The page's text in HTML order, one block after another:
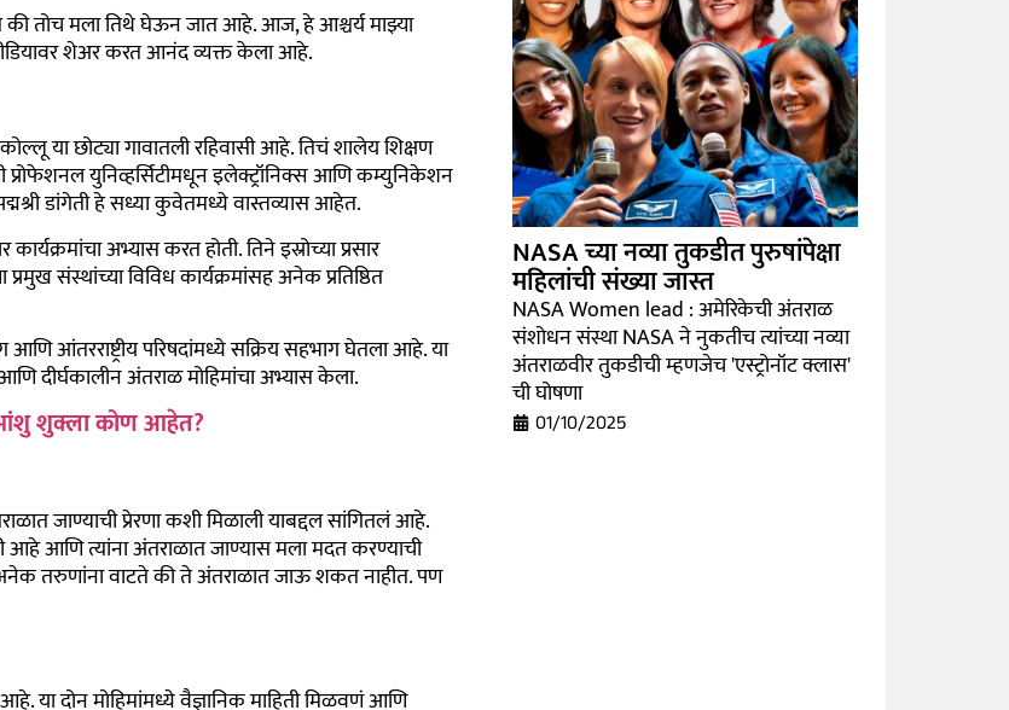
की तोच मला तिथे घेऊन जात आहे. आज, हे आश्चर्य माझ्या
शेअर करत आनंद व्यक्त केला आहे.
या छोट्या गावातली रहिवासी आहे. तिचं शालेय शिक्षण
प्रोफेशनल युनिव्हर्सिटीमधून इलेक्ट्रॉनिक्स आणि कम्युनिकेशन
डांगेती हे सध्या कुवेतमध्ये वास्तव्यास आहेत.
अभ्यास करत होती. तिने इस्रोच्या प्रसार
प्रमुख संस्थांच्या विविध कार्यक्रमांसह अनेक प्रतिष्ठित
आणि आंतरराष्ट्रीय परिषदांमध्ये सक्रिय सहभाग घेतला आहे. या
दीर्घकालीन अंतराळ मोहिमांचा अभ्यास केला.
शुक्ला कोण आहेत?
जाण्याची प्रेरणा कशी मिळाली याबद्दल सांगितलं आहे.
आहे आणि त्यांना अंतराळात जाण्यास मला मदत करण्याची
तरुणांना वाटते की ते अंतराळात जाऊ शकत नाहीत. पण
या दोन मोहिमांमध्ये वैज्ञानिक माहिती मिळवणं आणि
NASA च्या नव्या तुकडीत पुरुषांपेक्षा
महिलांची संख्या जास्त
NASA Women lead : अमेरिकेची अंतराळ
संशोधन संस्था NASA ने नुकतीच त्यांच्या नव्या
अंतराळवीर तुकडीची म्हणजेच 'एस्ट्रोनॉट क्लास'
ची घोषणा
01/10/2025